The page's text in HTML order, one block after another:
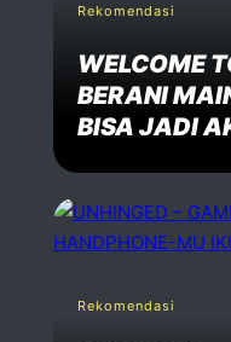
Rekomendasi
WELCOME
BERANI
BISA JADI
Rekomendasi